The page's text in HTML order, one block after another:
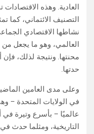
العادية. وهذه
العالمي، وهو ما يجعل
محنتها. ونتيجة لذلك،
حدتها.
وعلى مدى العامين
في الولايات المتحدة –
التاريخية، ومثلما حدث في